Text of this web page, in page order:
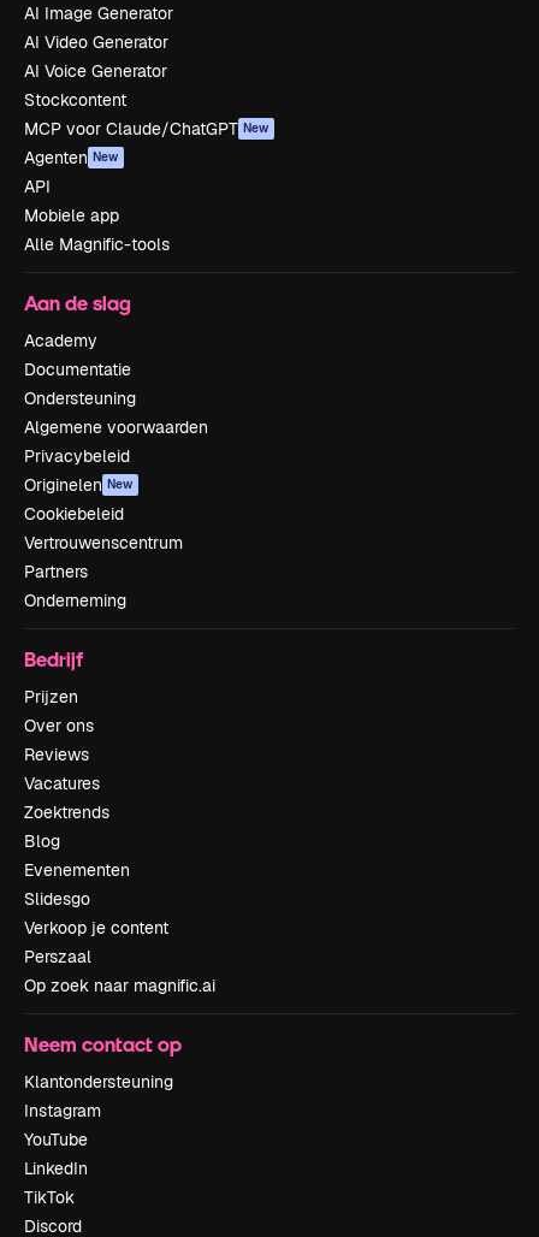
AI Image Generator
AI Video Generator
AI Voice Generator
Stockcontent
MCP voor Claude/ChatGPT New
Agenten New
API
Mobiele app
Alle Magnific-tools
Aan de slag
Academy
Documentatie
Ondersteuning
Algemene voorwaarden
Privacybeleid
Originelen New
Cookiebeleid
Vertrouwenscentrum
Partners
Onderneming
Bedrijf
Prijzen
Over ons
Reviews
Vacatures
Zoektrends
Blog
Evenementen
Slidesgo
Verkoop je content
Perszaal
Op zoek naar magnific.ai
Neem contact op
Klantondersteuning
Instagram
YouTube
LinkedIn
TikTok
Discord